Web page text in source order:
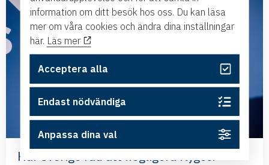
Har Sverige råd att negligera flyget?
information om ditt besök hos oss. Du kan läsa
mer om våra cookies och ändra dina inställningar
här. Läs mer
Acceptera alla
Endast nödvändiga
Anpassa dina val